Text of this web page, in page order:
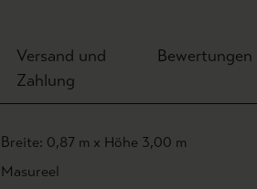
Versand und
Zahlung
Bewertungen
Breite: 0,87 m x Höhe 3,00 m
Masureel